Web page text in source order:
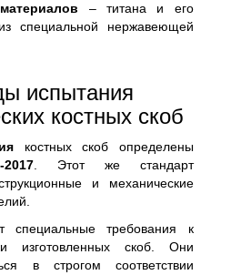
– титана и его
специальной нержавеющей
испытания
костных скоб
костных скоб определены
. Этот же стандарт
и механические
специальные требования к
изготовленных скоб. Они
в строгом соответствии